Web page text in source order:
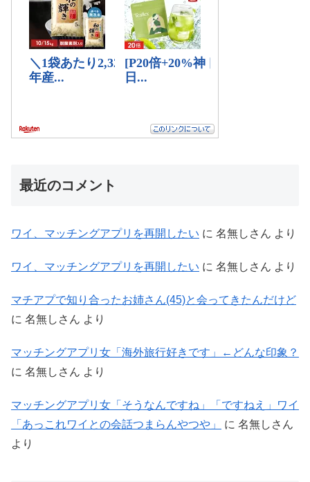
最近のコメント
ワイ、マッチングアプリを再開したい に 名無しさん より
ワイ、マッチングアプリを再開したい に 名無しさん より
マチアプで知り合ったお姉さん(45)と会ってきたんだけど
に 名無しさん より
マッチングアプリ女「海外旅行好きです」←どんな印象？
に 名無しさん より
マッチングアプリ女「そうなんですね」「ですねえ」ワイ
「あっこれワイとの会話つまらんやつや」
に 名無しさん
より